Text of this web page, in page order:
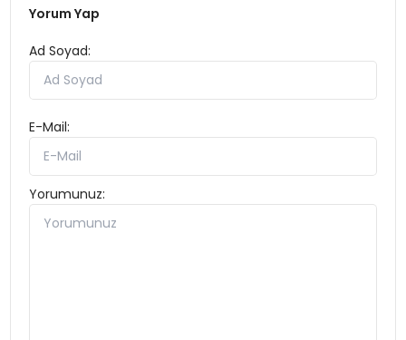
Yorum Yap
Ad Soyad:
E-Mail:
Yorumunuz: